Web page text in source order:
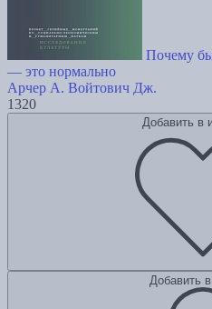
Почему
— это нормально
Арчер А. Войтович Дж.
1320
Добавить в
Добавить